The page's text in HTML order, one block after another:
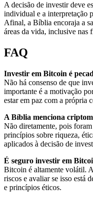
A decisão de investir deve
individual e a interpretação
Afinal, a Bíblia encoraja a
áreas da vida, inclusive nas
FAQ
Investir em Bitcoin é
Não há consenso de que
importante é a motivação
estar em paz com a própria
A Bíblia menciona
Não diretamente, pois
princípios sobre riqueza,
aplicados à decisão de
É seguro investir em
Bitcoin é altamente volátil.
riscos e avaliar se isso está
e princípios éticos.